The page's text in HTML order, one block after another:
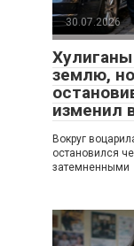
30.07.2026
землю,
изменил
Вокруг
остановился
затемненными